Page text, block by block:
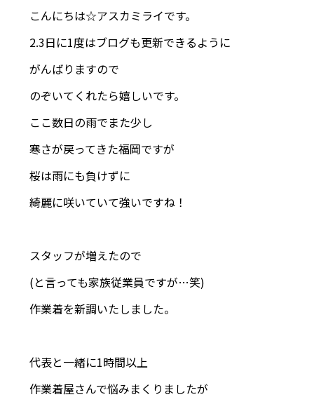
こんにちは☆アスカミライです。
2.3日に1度はブログも更新できるように
がんばりますので
のぞいてくれたら嬉しいです。
ここ数日の雨でまた少し
寒さが戻ってきた福岡ですが
桜は雨にも負けずに
綺麗に咲いていて強いですね！
スタッフが増えたので
(と言っても家族従業員ですが…笑)
作業着を新調いたしました。
代表と一緒に1時間以上
作業着屋さんで悩みまくりましたが